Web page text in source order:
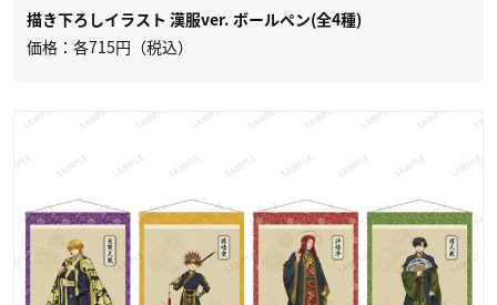
描き下ろしイラスト 漢服ver. ボールペン(全4種)
価格：各715円（税込）